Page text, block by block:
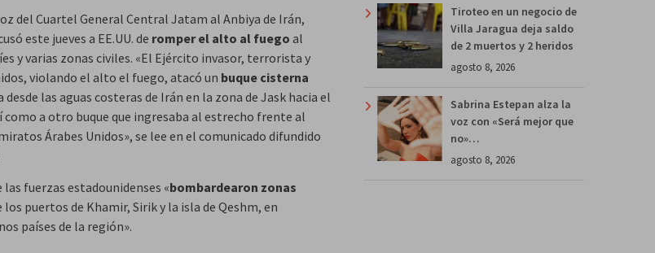
del Cuartel General Central Jatam al Anbiya de Irán,
este jueves a EE.UU. de romper el alto al fuego al
y varias zonas civiles. «El Ejército invasor, terrorista y
violando el alto el fuego, atacó un buque cisterna
desde las aguas costeras de Irán en la zona de Jask hacia el
como a otro buque que ingresaba al estrecho frente al
Árabes Unidos», se lee en el comunicado difundido
fuerzas estadounidenses «bombardearon zonas
los puertos de Khamir, Sirik y la isla de Qeshm, en
países de la región».
Tiroteo en un negocio de
Villa Jaragua deja saldo
de 2 muertos y 2 heridos
agosto 8, 2026
Sabrina Estepan alza la
voz con «Será mejor que
no»…
agosto 8, 2026